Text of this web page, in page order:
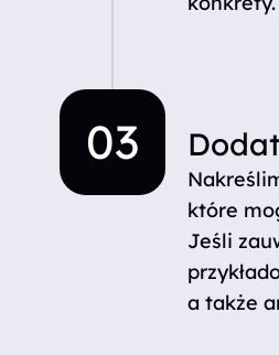
które
Jeśli
a także